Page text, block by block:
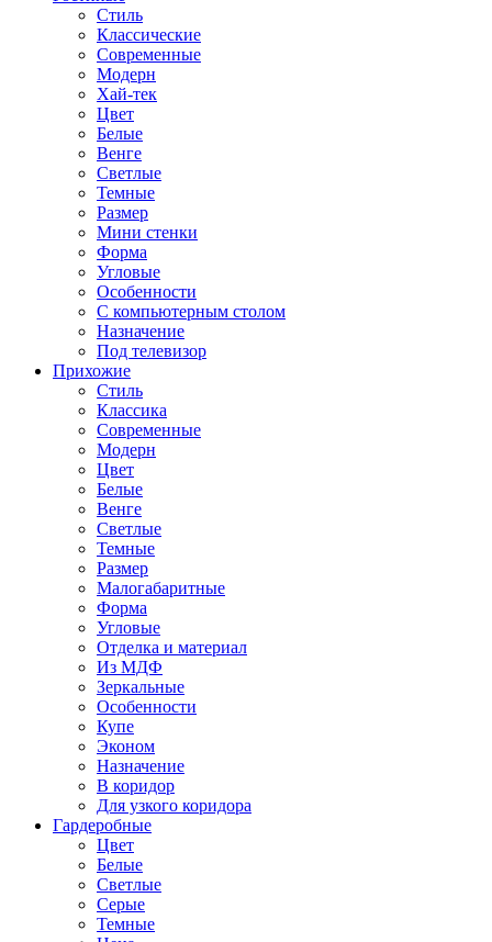
Стиль
Классические
Современные
Модерн
Хай-тек
Цвет
Белые
Венге
Светлые
Темные
Размер
Мини стенки
Форма
Угловые
Особенности
С компьютерным столом
Назначение
Под телевизор
Прихожие
Стиль
Классика
Современные
Модерн
Цвет
Белые
Венге
Светлые
Темные
Размер
Малогабаритные
Форма
Угловые
Отделка и материал
Из МДФ
Зеркальные
Особенности
Купе
Эконом
Назначение
В коридор
Для узкого коридора
Гардеробные
Цвет
Белые
Светлые
Серые
Темные